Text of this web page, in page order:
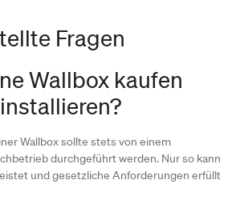
Fragen
Wallbox kaufen
Wallbox sollte stets von einem
durchgeführt werden. Nur so kann
und gesetzliche Anforderungen erfüllt